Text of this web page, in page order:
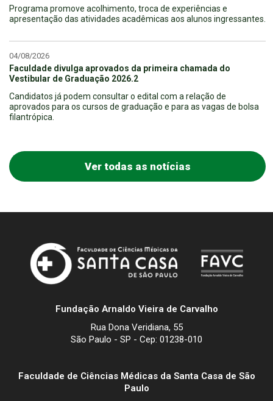
Programa promove acolhimento, troca de experiências e
apresentação das atividades acadêmicas aos alunos ingressantes.
04/08/2026
Faculdade divulga aprovados da primeira chamada do
Vestibular de Graduação 2026.2
Candidatos já podem consultar o edital com a relação de
aprovados para os cursos de graduação e para as vagas de bolsa
filantrópica.
Ver todas as notícias
Fundação Arnaldo Vieira de Carvalho
Rua Dona Veridiana, 55
São Paulo - SP - Cep: 01238-010
Faculdade de Ciências Médicas da Santa Casa de São
Paulo